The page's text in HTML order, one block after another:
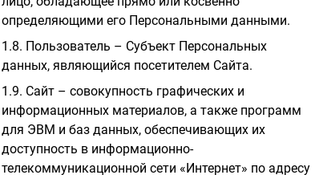
определяющими его Персональными данными.
1.8. Пользователь – Субъект Персональных
данных, являющийся посетителем Сайта.
1.9. Сайт – совокупность графических и
информационных материалов, а также программ
для ЭВМ и баз данных, обеспечивающих их
доступность в информационно-
телекоммуникационной сети «Интернет» по адресу